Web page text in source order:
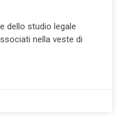
dello studio legale
nella veste di